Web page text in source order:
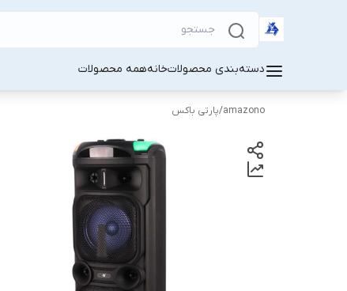
دسته‌بندی محصولاتخانههمه محصولات
amazono
/پارتی باکس